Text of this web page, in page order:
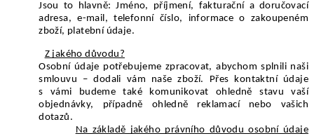
Jsou to hlavně: Jméno, příjmení, fakturační a doručovací
adresa, e-mail, telefonní číslo, informace o zakoupeném
zboží, platební údaje.
Z jakého důvodu?
Osobní údaje potřebujeme zpracovat, abychom splnili naši
smlouvu – dodali vám naše zboží. Přes kontaktní údaje
s vámi budeme také komunikovat ohledně stavu vaší
objednávky, případně ohledně reklamací nebo vašich
dotazů.
Na základě jakého právního důvodu osobní údaje